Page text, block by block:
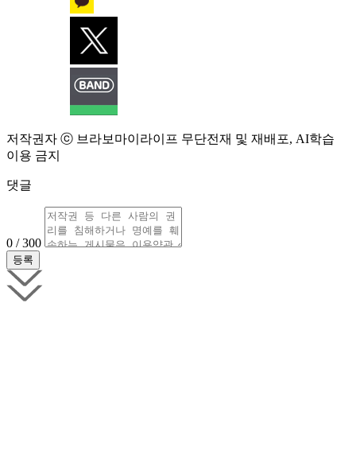
저작권자 ⓒ 브라보마이라이프 무단전재 및 재배포, AI학습
이용 금지
댓글
0 / 300